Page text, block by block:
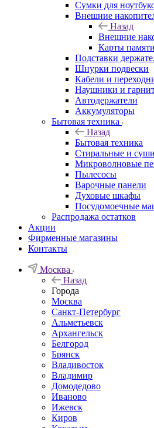
Сумки для
Внешние
Назад
Внешние
Карты памяти
Подставки
Шнурки подвески
Кабели и
Наушники и
Автодержатели
Аккумуляторы
Бытовая техника
Назад
Бытовая техника
Стиральные и
Микроволновые
Пылесосы
Варочные панели
Духовые шкафы
Посудомоечные
Распродажа остатков
Акции
Фирменные магазины
Контакты
Москва
Назад
Города
Москва
Санкт-Петербург
Альметьевск
Архангельск
Белгород
Брянск
Владивосток
Владимир
Домодедово
Иваново
Ижевск
Киров